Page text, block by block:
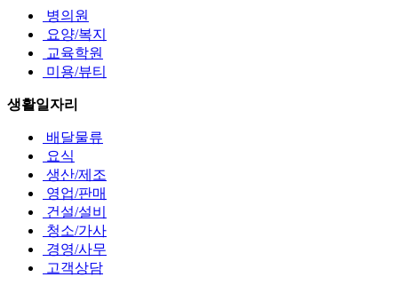
병의원
요양/복지
교육학원
미용/뷰티
생활일자리
배달물류
요식
생산/제조
영업/판매
건설/설비
청소/가사
경영/사무
고객상담